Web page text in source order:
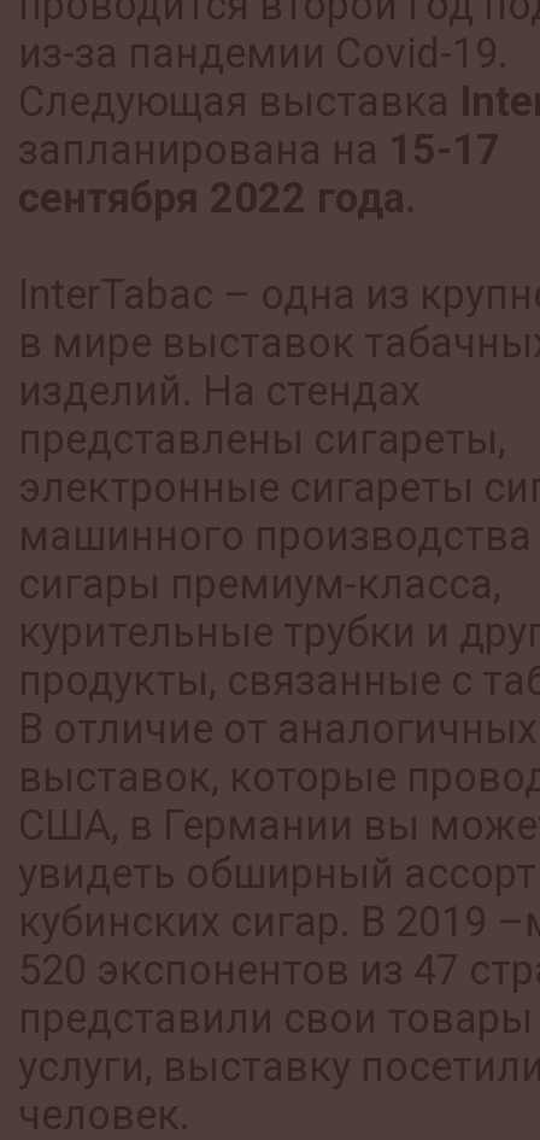
из-за пандемии Covid-19.
Следующая выставка
запланирована на 15-17
сентября 2022 года.
InterTabac – одна из
в мире выставок
изделий. На стендах
представлены сигареты,
электронные сигареты
машинного производства
сигары премиум-класса,
курительные трубки и
продукты, связанные с
В отличие от аналогичных
выставок, которые
США, в Германии вы
увидеть обширный
кубинских сигар. В 2019
520 экспонентов из 47
представили свои
услуги, выставку
человек.